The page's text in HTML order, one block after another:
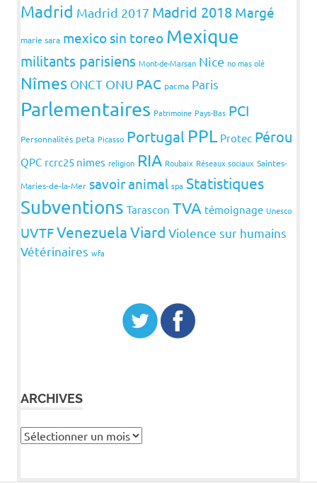
Madrid Madrid 2017 Madrid 2018 Margé
marie sara mexico sin toreo Mexique
militants parisiens Mont-de-Marsan Nice no mas olé
Nîmes ONCT ONU PAC pacma Paris
Parlementaires Patrimoine Pays-Bas PCI
Personnalités peta Picasso Portugal PPL Protec Pérou
QPC rcrc25 nimes religion RIA Roubaix Réseaux sociaux Saintes-
Maries-de-la-Mer savoir animal spa Statistiques
Subventions Tarascon TVA témoignage Unesco
UVTFVenezuelaViard Violence sur humains
Vétérinaires wfa
ARCHIVES
Archives